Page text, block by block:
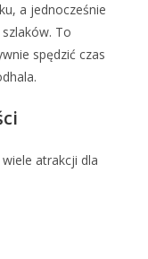
a jednocześnie
To
spędzić czas
atrakcji dla